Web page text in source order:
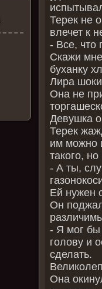
Терек не
влечет к
- Все, что
Скажи
буханку
Лира
Она не
Девушка
Терек
им можно
такого,
- А ты,
Ей нужен
Он
- Я мог бы
голову и
сделать.
Она